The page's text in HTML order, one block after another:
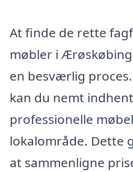
At finde de rette
møbler i
en besværlig
kan du nemt
professionelle
lokalområde. Dette
at sammenligne